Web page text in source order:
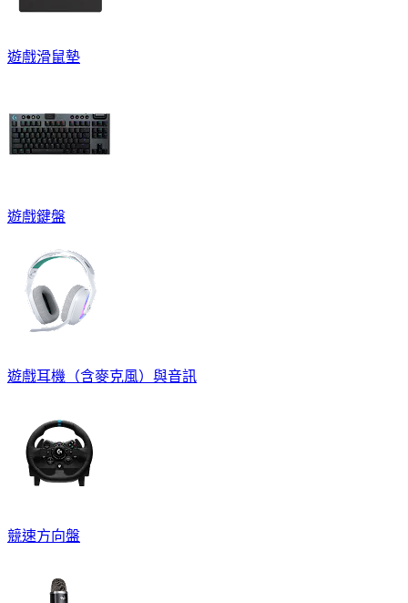
遊戲滑鼠墊
遊戲鍵盤
遊戲耳機（含麥克風）與音訊
競速方向盤